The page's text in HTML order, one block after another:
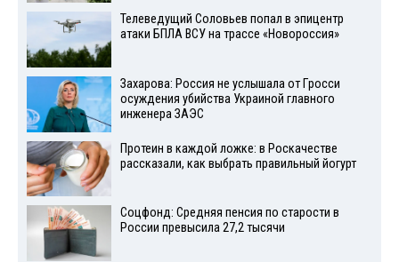
Телеведущий Соловьев попал в эпицентр
атаки БПЛА ВСУ на трассе «Новороссия»
Захарова: Россия не услышала от Гросси
осуждения убийства Украиной главного
инженера ЗАЭС
Протеин в каждой ложке: в Роскачестве
рассказали, как выбрать правильный йогурт
Соцфонд: Средняя пенсия по старости в
России превысила 27,2 тысячи